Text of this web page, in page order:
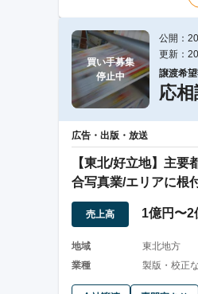
買い手募集
停止中
公開：
更新：
譲渡希
応相
広告・出版・放送
【東北/好立地】主要
合写真業/エリアに根
客基盤を保有
売上高 1億円〜2
地域
東北地方
業種
製版・校正